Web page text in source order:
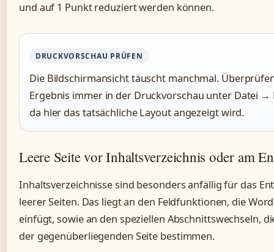
und auf 1 Punkt reduziert werden können.
DRUCKVORSCHAU PRÜFEN
Die Bildschirmansicht täuscht manchmal.
Ergebnis immer in der Druckvorschau unter Datei →
da hier das tatsächliche Layout angezeigt wird.
Leere Seite vor Inhaltsverzeichnis oder am
Inhaltsverzeichnisse sind besonders anfällig für das
leerer Seiten. Das liegt an den Feldfunktionen, die
einfügt, sowie an den speziellen Abschnittswechseln,
der gegenüberliegenden Seite bestimmen.